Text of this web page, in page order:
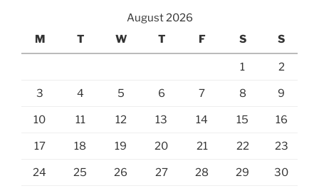
August 2026
M
T W T F S S
1 2
3 4 5 6 7 8 9
10 11 12 13 14 15 16
17 18 19 20 21 22 23
24 25 26 27 28 29 30